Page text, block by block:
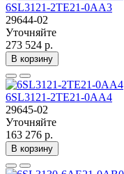
6SL3121-2TE21-0AA3
29644-02
Уточняйте
273 524 р.
В корзину
6SL3121-2TE21-0AA4
29645-02
Уточняйте
163 276 р.
В корзину